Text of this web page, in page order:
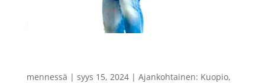
mennessä | syys 15, 2024| Ajankohtainen: Kuopio,